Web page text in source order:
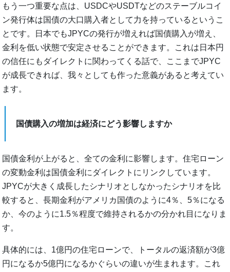
もう一つ重要な点は、USDCやUSDTなどのステーブルコイ
ン発行体は国債の大口購入者として力を持っているというこ
とです。日本でもJPYCの発行が増えれば国債購入が増え、
金利を低い状態で安定させることができます。これは日本円
の信任にもダイレクトに関わってくる話で、ここまでJPYC
が成長できれば、我々としても作った意義があると考えてい
ます。
国債購入の増加は経済にどう影響しますか
国債金利が上がると、全ての金利に影響します。住宅ローン
の変動金利は国債金利にダイレクトにリンクしています。
JPYCが大きく成長したシナリオとしなかったシナリオを比
較すると、長期金利がアメリカ国債のように4％、5％になる
か、今のように1.5％程度で維持されるかの分かれ目になりま
す。
具体的には、1億円の住宅ローンで、トータルの返済額が3億
円になるか5億円になるかぐらいの違いが生まれます。これ